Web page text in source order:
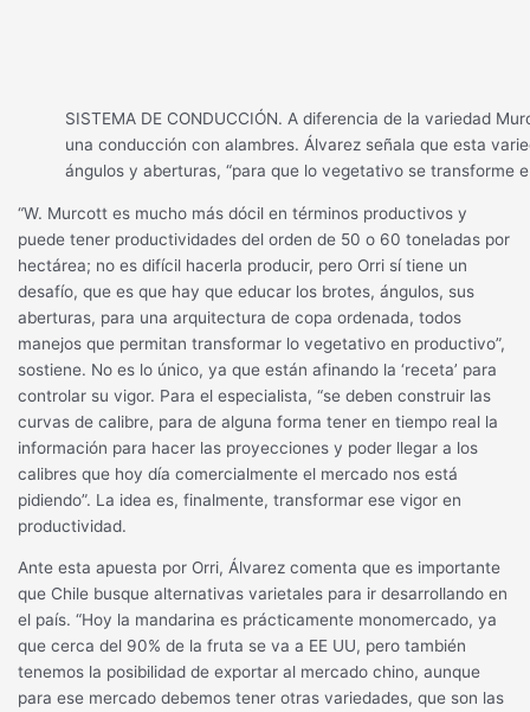
SISTEMA DE CONDUCCIÓN. A diferencia de la variedad
una conducción con alambres. Álvarez señala que esta
ángulos y aberturas, “para que lo vegetativo se transforme
“W. Murcott es mucho más dócil en términos productivos y
puede tener productividades del orden de 50 o 60 toneladas por
hectárea; no es difícil hacerla producir, pero Orri sí tiene un
desafío, que es que hay que educar los brotes, ángulos, sus
aberturas, para una arquitectura de copa ordenada, todos
manejos que permitan transformar lo vegetativo en productivo”,
sostiene. No es lo único, ya que están afinando la ‘receta’ para
controlar su vigor. Para el especialista, “se deben construir las
curvas de calibre, para de alguna forma tener en tiempo real la
información para hacer las proyecciones y poder llegar a los
calibres que hoy día comercialmente el mercado nos está
pidiendo”. La idea es, finalmente, transformar ese vigor en
productividad.
Ante esta apuesta por Orri, Álvarez comenta que es importante
que Chile busque alternativas varietales para ir desarrollando en
el país. “Hoy la mandarina es prácticamente monomercado, ya
que cerca del 90% de la fruta se va a EE UU, pero también
tenemos la posibilidad de exportar al mercado chino, aunque
para ese mercado debemos tener otras variedades, que son las